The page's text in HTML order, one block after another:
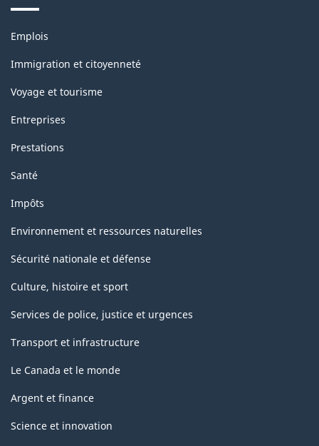
Thèmes
sujets
Emplois
Immigration et citoyenneté
Voyage et tourisme
Entreprises
Prestations
Santé
Impôts
Environnement et ressources naturelles
Sécurité nationale et défense
Culture, histoire et sport
Services de police, justice et urgences
Transport et infrastructure
Le Canada et le monde
Argent et finance
Science et innovation